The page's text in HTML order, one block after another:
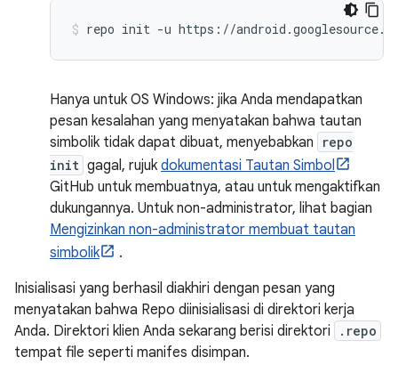
Hanya untuk OS Windows: jika Anda mendapatkan
pesan kesalahan yang menyatakan bahwa tautan
simbolik tidak dapat dibuat, menyebabkan
repo
init gagal, rujuk dokumentasi Tautan Simbol
GitHub untuk membuatnya, atau untuk mengaktifkan
dukungannya. Untuk non-administrator, lihat bagian
Mengizinkan non-administrator membuat tautan
simbolik
.
Inisialisasi yang berhasil diakhiri dengan pesan yang
menyatakan bahwa Repo diinisialisasi di direktori kerja
Anda. Direktori klien Anda sekarang berisi direktori
.repo
tempat file seperti manifes disimpan.